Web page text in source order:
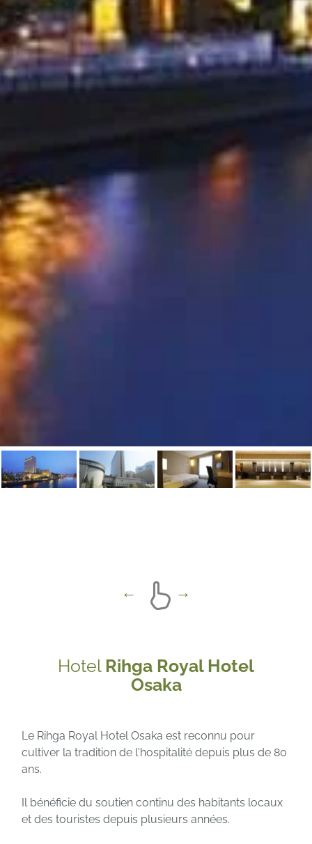
Hotel Rihga Royal Hotel
Osaka
Le Rihga Royal Hotel Osaka est reconnu pour
cultiver la tradition de l'hospitalité depuis plus de 80
ans.
Il bénéficie du soutien continu des habitants locaux
et des touristes depuis plusieurs années.